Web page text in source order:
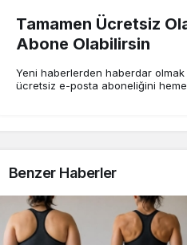
Tamamen Ücretsiz
Abone Olabilirsin
Yeni haberlerden haberdar olmak
ücretsiz e-posta aboneliğini
Benzer Haberler